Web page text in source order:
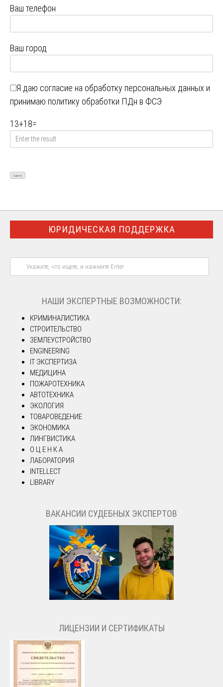
Ваш телефон
Ваш город
Я даю согласие на обработку персональных данных и
принимаю политику обработки ПДн в ФСЭ
13+18=
ЮРИДИЧЕСКАЯ ПОДДЕРЖКА
НАШИ ЭКСПЕРТНЫЕ ВОЗМОЖНОСТИ:
КРИМИНАЛИСТИКА
СТРОИТЕЛЬСТВО
ЗЕМЛЕУСТРОЙСТВО
ENGINEERING
IT ЭКСПЕРТИЗА
МЕДИЦИНА
ПОЖАРОТЕХНИКА
АВТОТЕХНИКА
ЭКОЛОГИЯ
ТОВАРОВЕДЕНИЕ
ЭКОНОМИКА
ЛИНГВИСТИКА
О Ц Е Н К А
ЛАБОРАТОРИЯ
INTELLECT
LIBRARY
ВАКАНСИИ СУДЕБНЫХ ЭКСПЕРТОВ
ЛИЦЕНЗИИ И СЕРТИФИКАТЫ